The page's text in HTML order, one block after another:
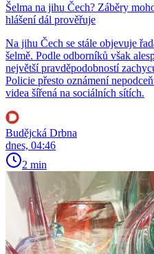
Šelma na jihu Čech? Záběry
hlášení dál prověřuje
Na jihu Čech se stále objevuje
šelmě. Podle odborníků však
největší pravděpodobností
Policie přesto oznámení
videa šířená na sociálních sítích.
Budějcká Drbna
dnes, 04:46
2 min